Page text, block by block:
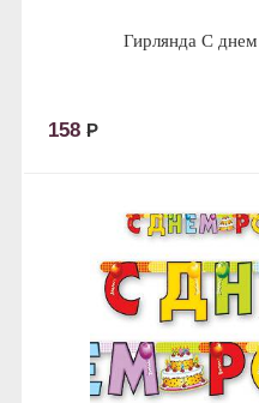
Гирлянда С
158 Р